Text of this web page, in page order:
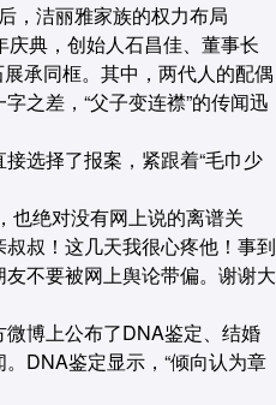
，洁丽雅家族的权力布局
典，创始人石昌佳、董事长
承同框。其中，两代人的配偶
之差，“父子变连襟”的传闻迅
选择了报案，紧跟着“毛巾少
也绝对没有网上说的离谱关
叔！这几天我很心疼他！事到
不要被网上舆论带偏。谢谢大
博上公布了DNA鉴定、结婚
DNA鉴定显示，“倾向认为章